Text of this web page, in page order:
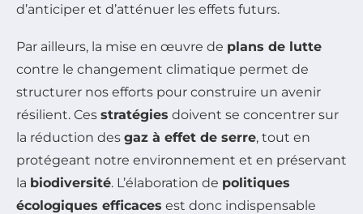
d’anticiper et d’atténuer les effets futurs.
Par ailleurs, la mise en œuvre de plans de lutte
contre le changement climatique permet de
structurer nos efforts pour construire un avenir
résilient. Ces stratégies doivent se concentrer sur
la réduction des gaz à effet de serre, tout en
protégeant notre environnement et en préservant
la biodiversité. L’élaboration de politiques
écologiques efficaces est donc indispensable